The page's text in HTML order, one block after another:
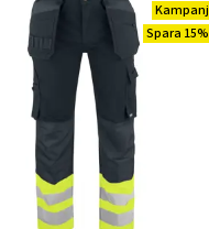
Kampanj
Spara 15%